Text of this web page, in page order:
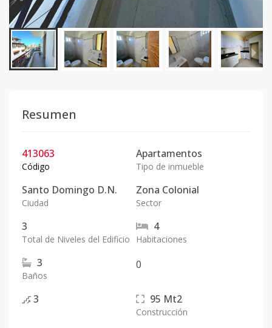
Resumen
413063
Código
Apartamentos
Tipo de inmueble
Santo Domingo D.N.
Ciudad
Zona Colonial
Sector
3
Total de Niveles del Edificio
4
Habitaciones
3
Baños
0
3 95 Mt2
Construcción